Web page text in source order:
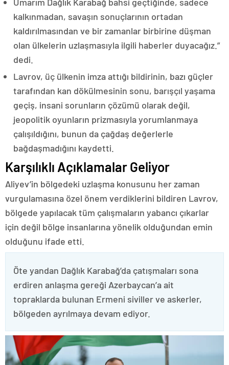
kalkınmadan, savaşın sonuçlarının ortadan
kaldırılmasından ve bir zamanlar birbirine düşman
olan ülkelerin uzlaşmasıyla ilgili haberler duyacağız.”
dedi.
Lavrov, üç ülkenin imza attığı bildirinin, bazı güçler
tarafından kan dökülmesinin sonu, barışçıl yaşama
geçiş, insani sorunların çözümü olarak değil,
jeopolitik oyunların prizmasıyla yorumlanmaya
çalışıldığını, bunun da çağdaş değerlerle
bağdaşmadığını kaydetti.
Karşılıklı Açıklamalar Geliyor
Aliyev’in bölgedeki uzlaşma konusunu her zaman
vurgulamasına özel önem verdiklerini bildiren Lavrov,
bölgede yapılacak tüm çalışmaların yabancı çıkarlar
için değil bölge insanlarına yönelik olduğundan emin
olduğunu ifade etti.
Öte yandan Dağlık Karabağ’da çatışmaları sona
erdiren anlaşma gereği Azerbaycan’a ait
topraklarda bulunan Ermeni siviller ve askerler,
bölgeden ayrılmaya devam ediyor.